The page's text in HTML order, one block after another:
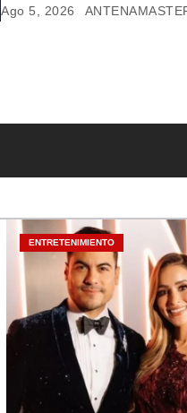
Ago 5, 2026
ENTRETENIMIENTO